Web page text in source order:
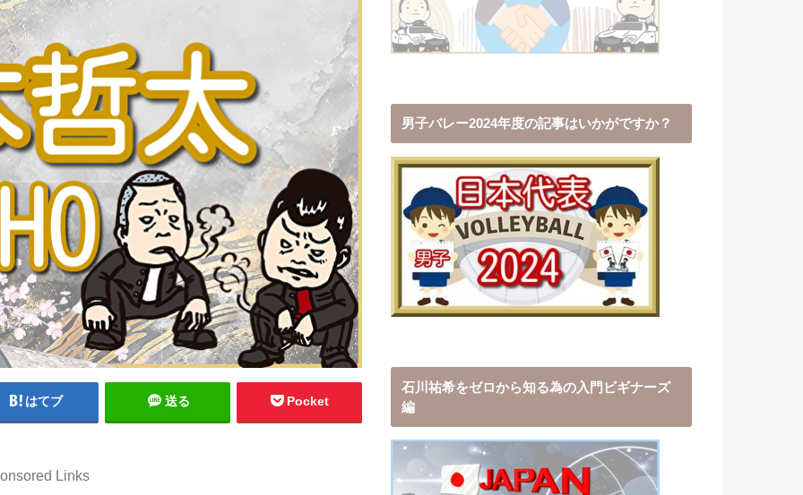
はてブ 送る Pocket
Links
男子バレー2024年度の記事はいかがですか？
石川祐希をゼロから知る為の入門ビギナーズ
編